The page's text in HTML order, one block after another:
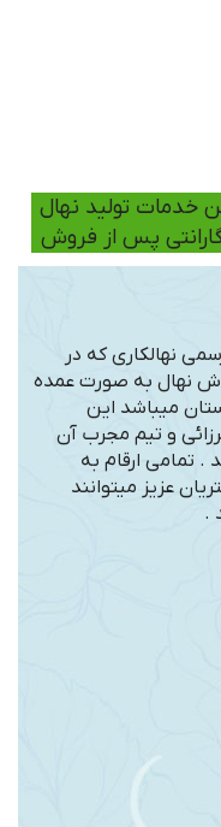
خدمات تولید نهال
پس از فروش
نهالکاری که در
نهال به صورت عمده
میباشد این
و تیم مجرب آن
تمامی ارقام به
عزیز میتوانند
.